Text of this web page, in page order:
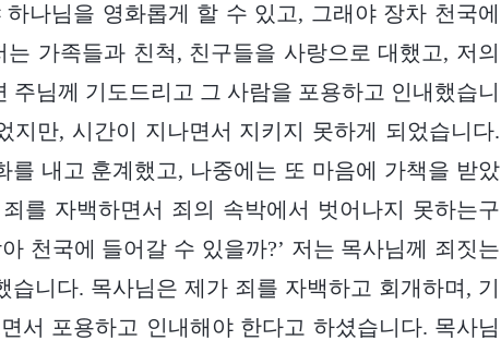
나님을 영화롭게 할 수 있고, 그래야 장차 천국에
가족들과 친척, 친구들을 사랑으로 대했고, 저의
주님께 기도드리고 그 사람을 포용하고 인내했습니
지만, 시간이 지나면서 지키지 못하게 되었습니다.
를 내고 훈계했고, 나중에는 또 마음에 가책을 받았
를 자백하면서 죄의 속박에서 벗어나지 못하는구
천국에 들어갈 수 있을까?’ 저는 목사님께 죄짓는
니다. 목사님은 제가 죄를 자백하고 회개하며, 기
서 포용하고 인내해야 한다고 하셨습니다. 목사님